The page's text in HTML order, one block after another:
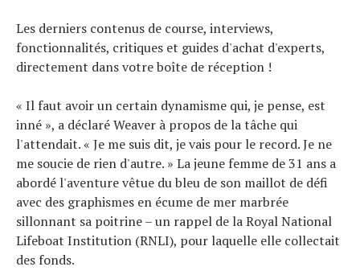
Les derniers contenus de course, interviews,
fonctionnalités, critiques et guides d'achat d'experts,
directement dans votre boîte de réception !
« Il faut avoir un certain dynamisme qui, je pense, est
inné », a déclaré Weaver à propos de la tâche qui
l'attendait. « Je me suis dit, je vais pour le record. Je ne
me soucie de rien d'autre. » La jeune femme de 31 ans a
abordé l'aventure vêtue du bleu de son maillot de défi
avec des graphismes en écume de mer marbrée
sillonnant sa poitrine – un rappel de la Royal National
Lifeboat Institution (RNLI), pour laquelle elle collectait
des fonds.
Actualités
Technologies
Tests de produits
Tendances
Tous nos articles
À propos